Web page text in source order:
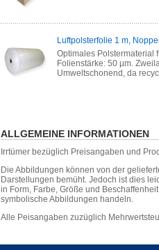
Luftpolsterfolie 1 m,
Optimales Polstermaterial
Folienstärke: 50 µm.
Umweltschonend, da
ALLGEMEINE INFORMATIONEN
Irrtümer bezüglich Preisangaben und
Die Abbildungen können von der
Darstellungen bemüht. Jedoch ist dies
in Form, Farbe, Größe und
symbolische Abbildungen handeln.
Alle Peisangaben zuzüglich